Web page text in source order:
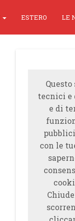
ESTERO LE
tecnici e
e di
con le